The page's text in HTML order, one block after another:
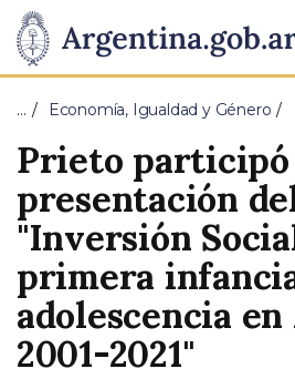
Presidencia
de
la
Nación
Pasar al contenido principal
… Economía, Igualdad y Género
Prieto participó
presentación
"Inversión
primera
adolescencia
2001-2021"